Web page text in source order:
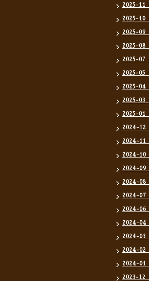
2025-11
2025-10
2025-09
2025-08
2025-07
2025-05
2025-04
2025-03
2025-01
2024-12
2024-11
2024-10
2024-09
2024-08
2024-07
2024-06
2024-04
2024-03
2024-02
2024-01
2023-12